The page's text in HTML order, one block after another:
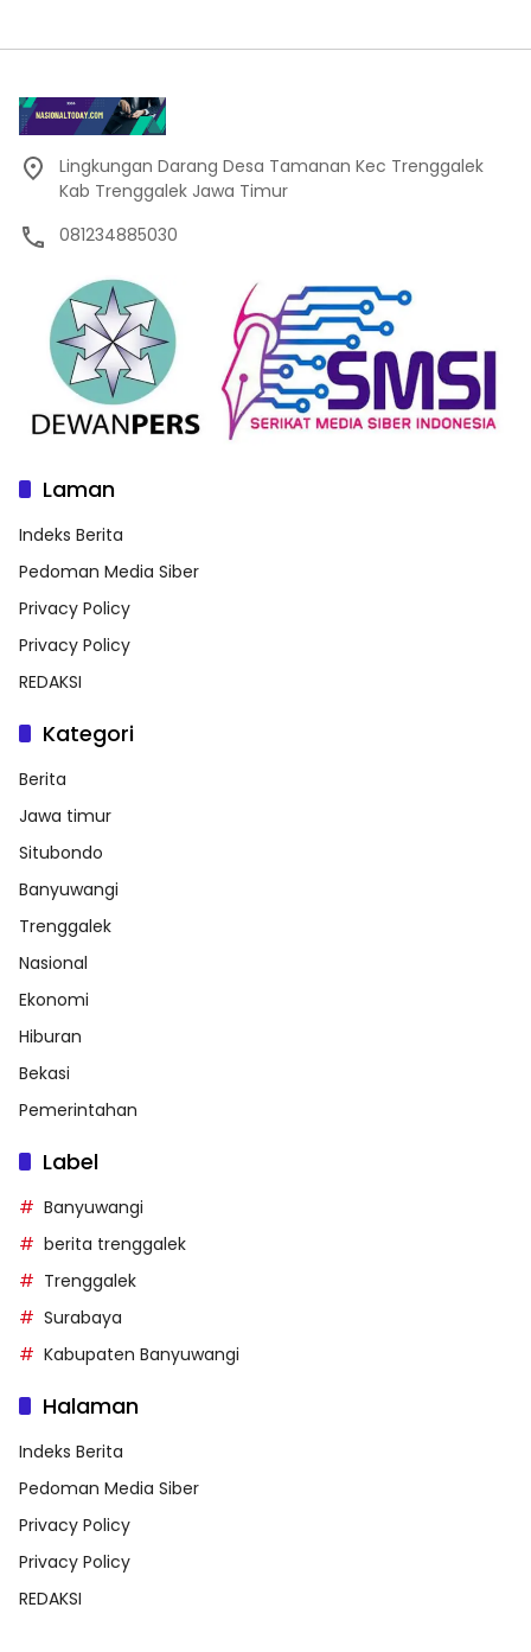
Lingkungan Darang Desa Tamanan Kec Trenggalek
Kab Trenggalek Jawa Timur
081234885030
Laman
Indeks Berita
Pedoman Media Siber
Privacy Policy
Privacy Policy
REDAKSI
Kategori
Berita
Jawa timur
Situbondo
Banyuwangi
Trenggalek
Nasional
Ekonomi
Hiburan
Bekasi
Pemerintahan
Label
Banyuwangi
berita trenggalek
Trenggalek
Surabaya
Kabupaten Banyuwangi
Halaman
Indeks Berita
Pedoman Media Siber
Privacy Policy
Privacy Policy
REDAKSI